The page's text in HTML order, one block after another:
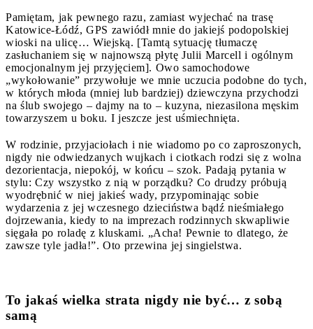
Pamiętam, jak pewnego razu, zamiast wyjechać na trasę
Katowice-Łódź, GPS zawiódł mnie do jakiejś podopolskiej
wioski na ulicę… Wiejską. [Tamtą sytuację tłumaczę
zasłuchaniem się w najnowszą płytę Julii Marcell i ogólnym
emocjonalnym jej przyjęciem]. Owo samochodowe
„wykołowanie” przywołuje we mnie uczucia podobne do tych,
w których młoda (mniej lub bardziej) dziewczyna przychodzi
na ślub swojego – dajmy na to – kuzyna, niezasilona męskim
towarzyszem u boku. I jeszcze jest uśmiechnięta.
W rodzinie, przyjaciołach i nie wiadomo po co zaproszonych,
nigdy nie odwiedzanych wujkach i ciotkach rodzi się z wolna
dezorientacja, niepokój, w końcu – szok. Padają pytania w
stylu: Czy wszystko z nią w porządku? Co drudzy próbują
wyodrębnić w niej jakieś wady, przypominając sobie
wydarzenia z jej wczesnego dzieciństwa bądź nieśmiałego
dojrzewania, kiedy to na imprezach rodzinnych skwapliwie
sięgała po roladę z kluskami. „Acha! Pewnie to dlatego, że
zawsze tyle jadła!”. Oto przewina jej singielstwa.
To jakaś wielka strata nigdy nie być… z sobą
samą